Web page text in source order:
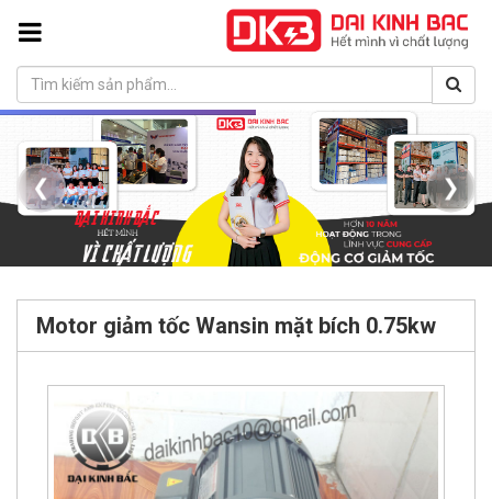
❮ ❯
Motor giảm tốc Wansin mặt bích 0.75kw